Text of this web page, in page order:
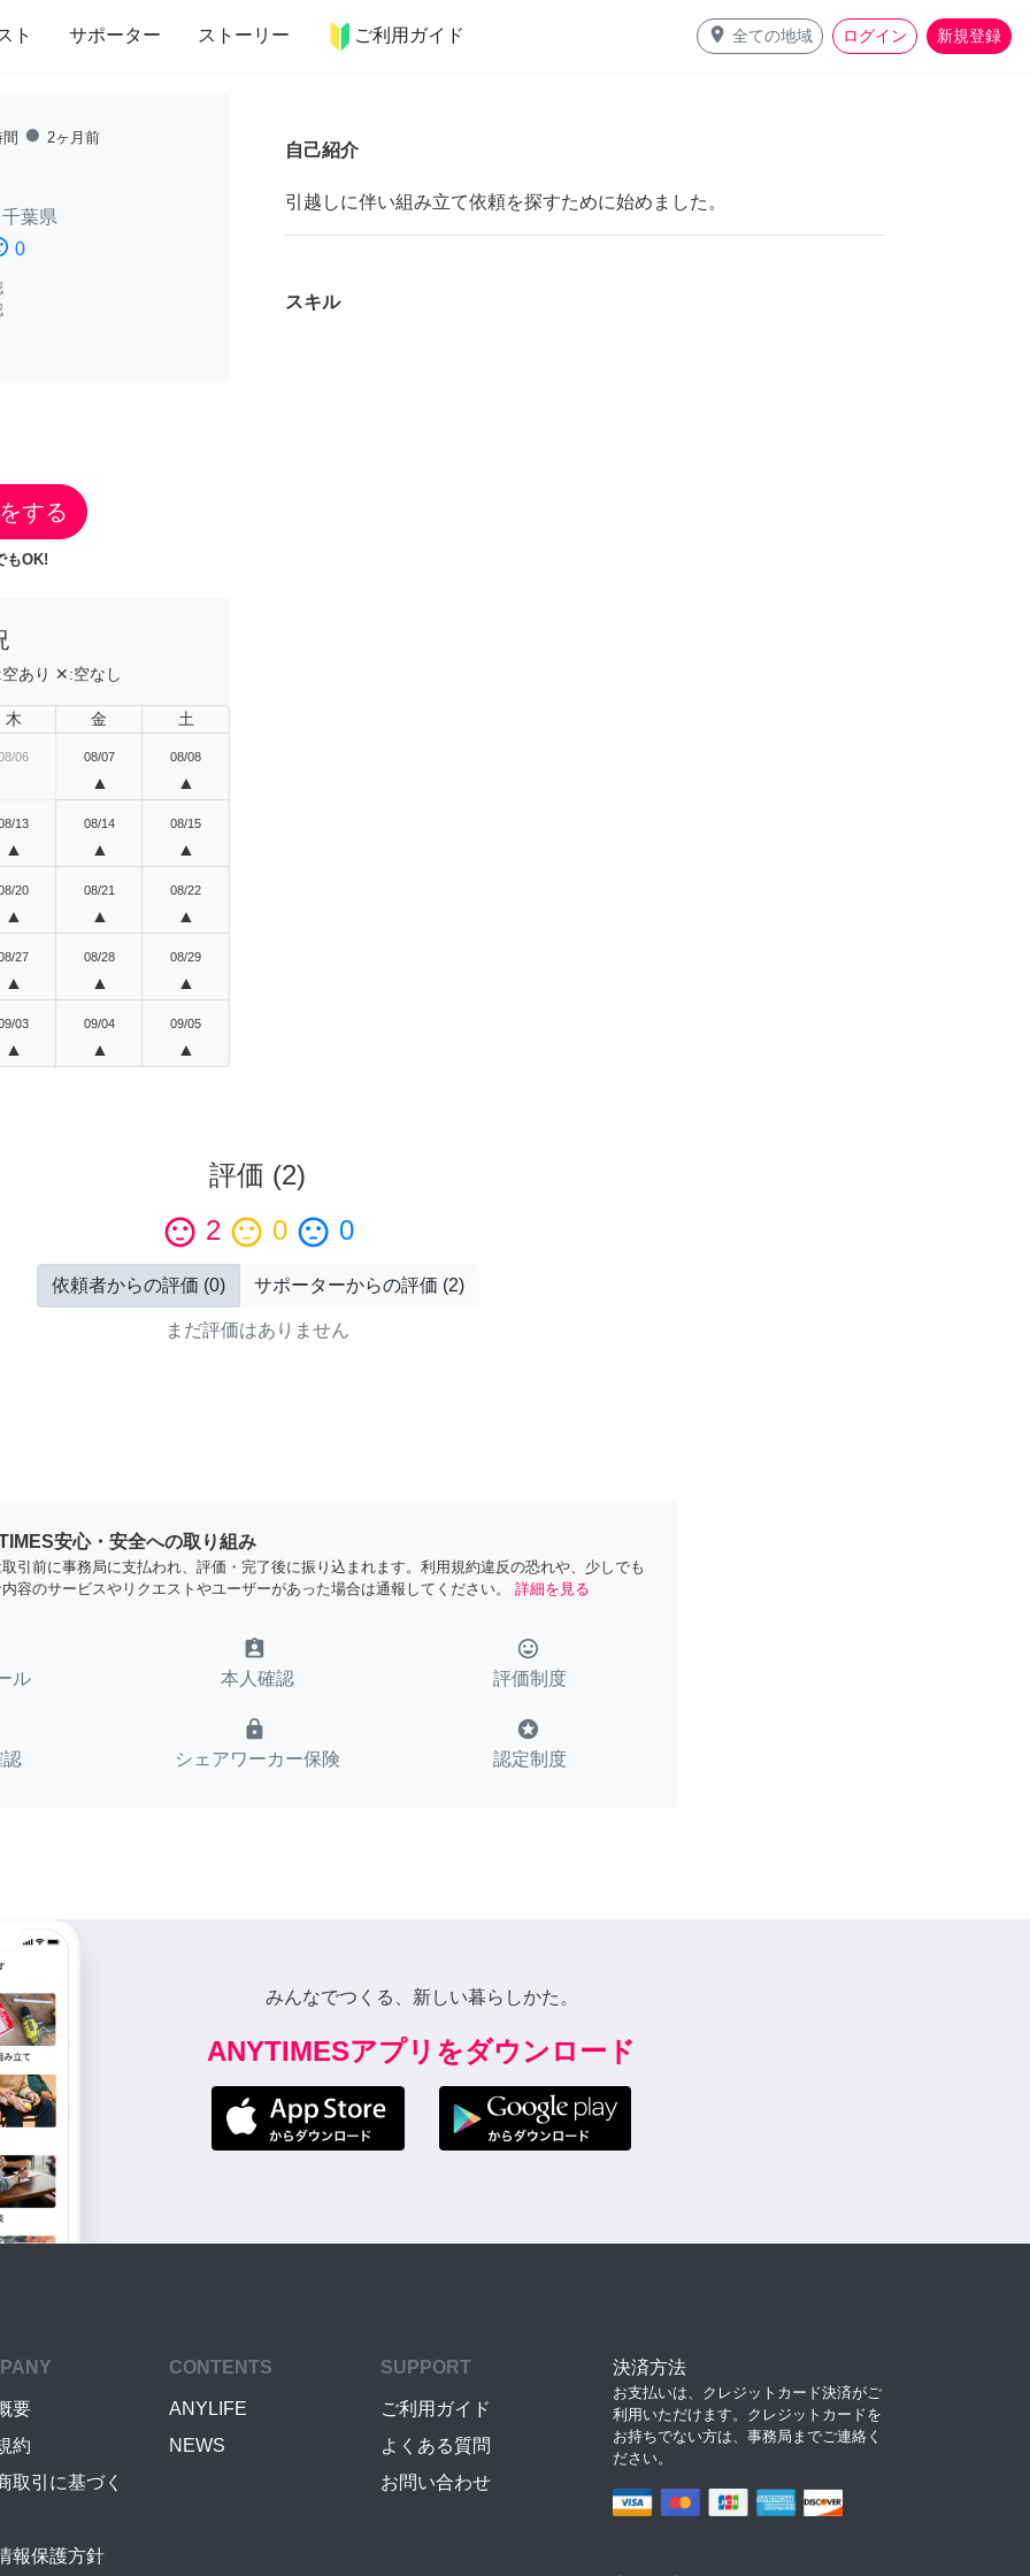
ト サポーター ストーリー ご利用ガイド place 全ての地域 ログイン 新規登録
インテリア 趣味・習い事 ペット 料理
fiber_manual_record 2ヶ月前
千葉県
0
する
もOK!
空あり ✕:空なし
木 金 土
06 08/07
▲
08/08
▲
13
▲
08/14
▲
08/15
▲
20
▲
08/21
▲
08/22
▲
27
▲
08/28
▲
08/29
▲
03
▲
09/04
▲
09/05
▲
自己紹介
引越しに伴い組み立て依頼を探すために始めました。
スキル
評価 (2)
sentiment_satisfied 2 sentiment_neutral 0 sentiment_dissatisfied 0
依頼者からの評価 (0) サポーターからの評価 (2)
まだ評価はありません
安心・安全への取り組み
引前に事務局に支払われ、評価・完了後に振り込まれます。利用規約違反の恐れや、少しでも
容のサービスやリクエストやユーザーがあった場合は通報してください。
詳細を見る
ル
assignment_ind
本人確認
tag_faces
評価制度
lock
シェアワーカー保険
stars
認定制度
みんなでつくる、新しい暮らしかた。
ANYTIMESアプリをダウンロード
要
約
取引に基づく
報保護方針
CONTENTS
ANYLIFE
NEWS
SUPPORT
ご利用ガイド
よくある質問
お問い合わせ
決済方法
お支払いは、クレジットカード決済がご
利用いただけます。クレジットカードを
お持ちでない方は、事務局までご連絡く
ださい。